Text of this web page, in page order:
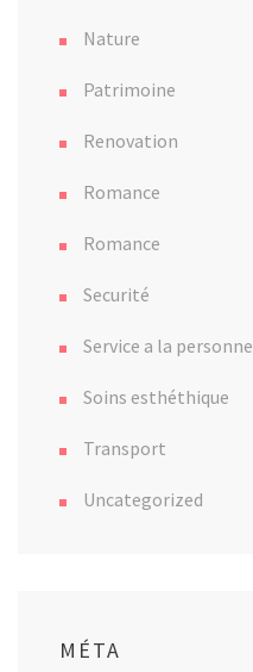
Nature
Patrimoine
Renovation
Romance
Romance
Securité
Service a la personne
Soins esthéthique
Transport
Uncategorized
MÉTA